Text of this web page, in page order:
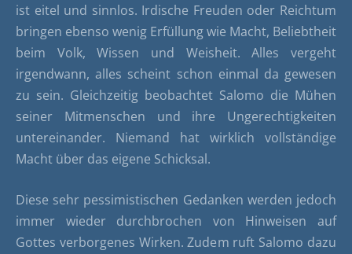
ist eitel und sinnlos. Irdische Freuden oder Reichtum
bringen ebenso wenig Erfüllung wie Macht, Beliebtheit
beim Volk, Wissen und Weisheit. Alles vergeht
irgendwann, alles scheint schon einmal da gewesen
zu sein. Gleichzeitig beobachtet Salomo die Mühen
seiner Mitmenschen und ihre Ungerechtigkeiten
untereinander. Niemand hat wirklich vollständige
Macht über das eigene Schicksal.
Diese sehr pessimistischen Gedanken werden jedoch
immer wieder durchbrochen von Hinweisen auf
Gottes verborgenes Wirken. Zudem ruft Salomo dazu